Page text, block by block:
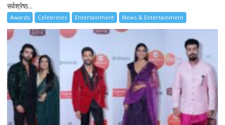
सर्वश्रेष्ठ...
Awards Celebrities Entertainment News & Entertainment